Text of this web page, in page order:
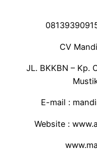
CV
JL. BKKBN – Kp.
E-mail :
Website :